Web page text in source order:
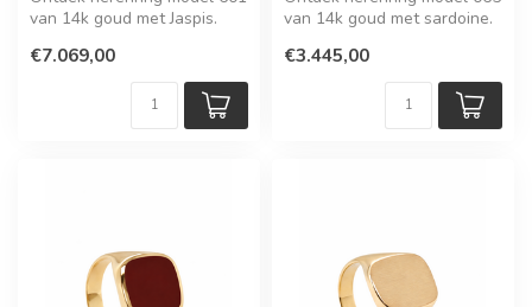
van 14k goud met Jaspis.
€7.069,00
van 14k goud met sardoine.
€3.445,00